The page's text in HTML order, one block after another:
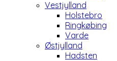
Vestjylland
Holstebro
Ringkøbing
Varde
Østjylland
Hadsten